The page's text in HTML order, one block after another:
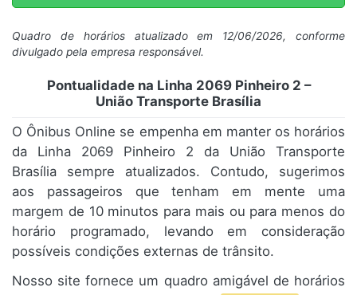
Quadro de horários atualizado em 12/06/2026, conforme
divulgado pela empresa responsável.
Pontualidade na Linha 2069 Pinheiro 2 –
União Transporte Brasília
O Ônibus Online se empenha em manter os horários
da Linha 2069 Pinheiro 2 da União Transporte
Brasília sempre atualizados. Contudo, sugerimos
aos passageiros que tenham em mente uma
margem de 10 minutos para mais ou para menos do
horário programado, levando em consideração
possíveis condições externas de trânsito.
Nosso site fornece um quadro amigável de horários